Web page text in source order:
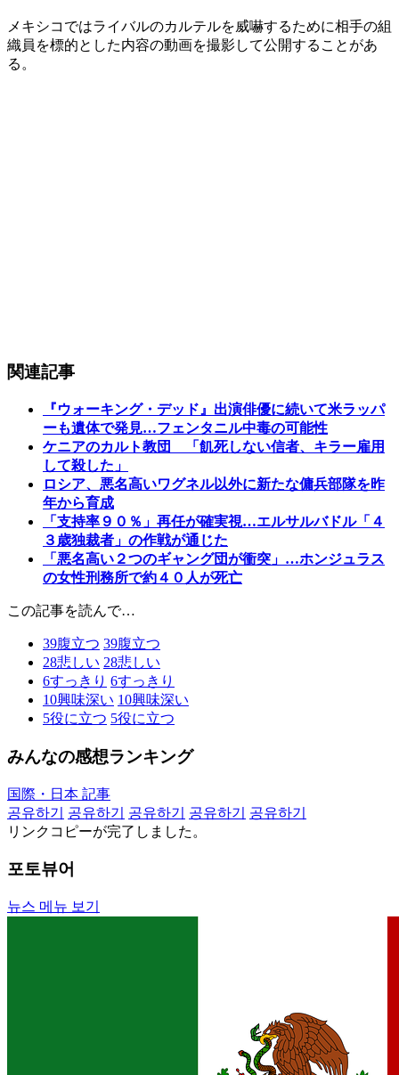
メキシコではライバルのカルテルを威嚇するために相手の組
織員を標的とした内容の動画を撮影して公開することがあ
る。
関連記事
『ウォーキング・デッド』出演俳優に続いて米ラッパ
ーも遺体で発見…フェンタニル中毒の可能性
ケニアのカルト教団 「飢死しない信者、キラー雇用
して殺した」
ロシア、悪名高いワグネル以外に新たな傭兵部隊を昨
年から育成
「支持率９０％」再任が確実視…エルサルバドル「４
３歳独裁者」の作戦が通じた
「悪名高い２つのギャング団が衝突」…ホンジュラス
の女性刑務所で約４０人が死亡
この記事を読んで…
39腹立つ 39腹立つ
28悲しい 28悲しい
6すっきり 6すっきり
10興味深い 10興味深い
5役に立つ 5役に立つ
みんなの感想ランキング
国際・日本 記事
공유하기
공유하기 공유하기 공유하기
공유하기
リンクコピーが完了しました。
포토뷰어
뉴스 메뉴 보기